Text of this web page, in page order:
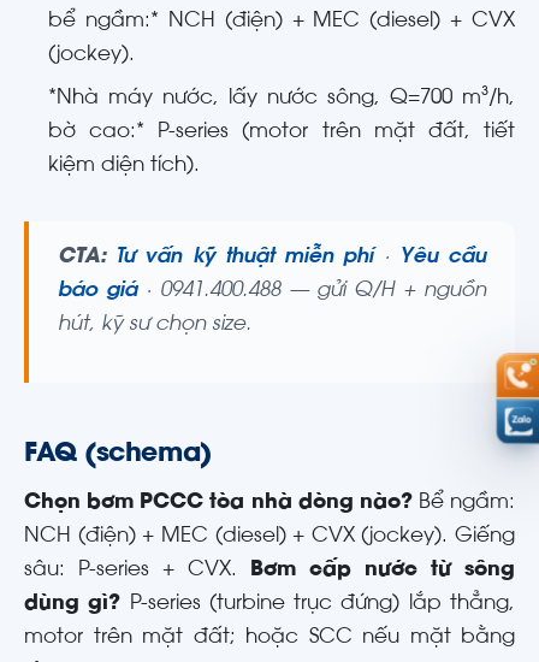
bể ngầm:* NCH (điện) + MEC (diesel) + CVX
(jockey).
*Nhà máy nước, lấy nước sông, Q=700 m³/h,
bờ cao:* P-series (motor trên mặt đất, tiết
kiệm diện tích).
CTA: Tư vấn kỹ thuật miễn phí·
Yêu cầu
báo giá· 0941.400.488 — gửi Q/H + nguồn
hút, kỹ sư chọn size.
FAQ (schema)
Chọn bơm PCCC tòa nhà dòng nào?Bể ngầm:
NCH (điện) + MEC (diesel) + CVX (jockey). Giếng
sâu: P-series + CVX.
Bơm cấp nước từ sông
dùng gì? P-series (turbine trục đứng) lắp thẳng,
motor trên mặt đất; hoặc SCC nếu mặt bằng